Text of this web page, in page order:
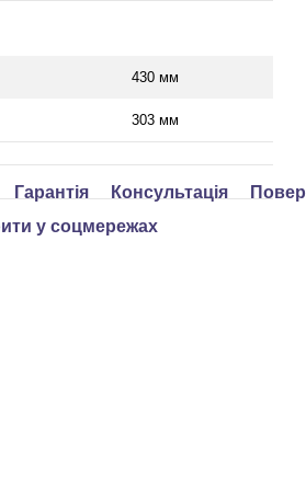
430 мм
303 мм
Гарантія Консультація
у соцмережах